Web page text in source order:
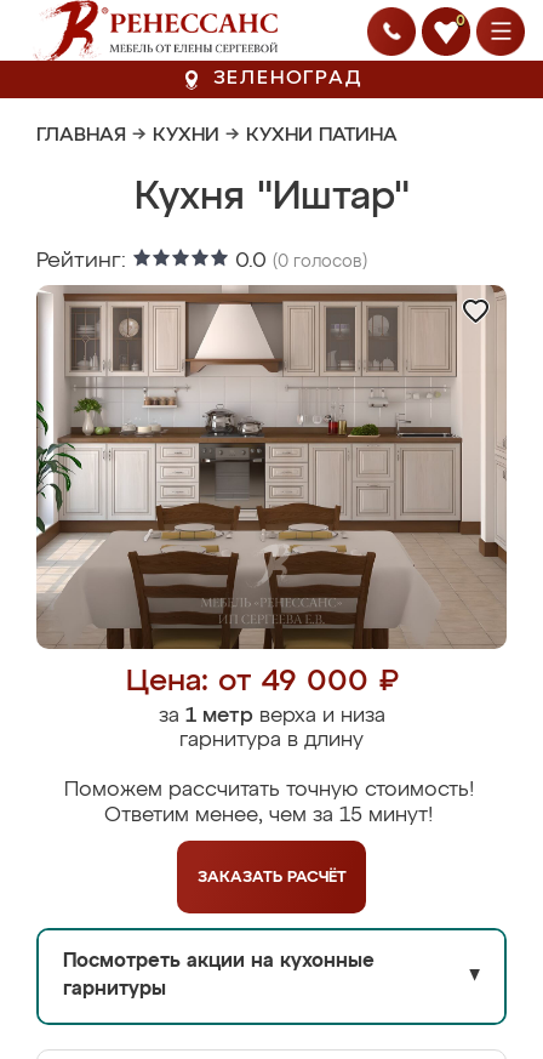
0
ЗЕЛЕНОГРАД
ГЛАВНАЯ → КУХНИ → КУХНИ ПАТИНА
Кухня "Иштар"
Рейтинг: 0.0 (0 голосов)
Цена: от 49 000 ₽
за 1 метрверха и низа
гарнитура в длину
Поможем рассчитать точную стоимость!
Ответим менее, чем за 15 минут!
ЗАКАЗАТЬ РАСЧЁТ
Посмотреть акции на кухонные
гарнитуры
▼